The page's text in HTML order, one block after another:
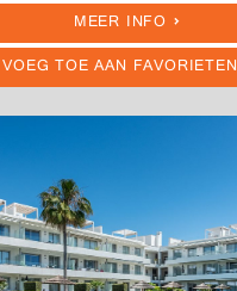
MEER INFO
VOEG TOE AAN FAVORIETEN